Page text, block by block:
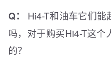
Q： Hi4-T和油车它们能
吗，对于购买Hi4-T这
的？